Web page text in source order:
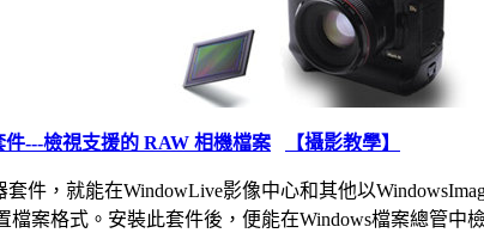
---檢視支援的 RAW 相機檔案 【攝影教學】
件，就能在WindowLive影像中心和其他以
檔案格式。安裝此套件後，便能在Windows檔案總管中